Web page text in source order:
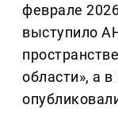
феврале
выступило
области», а